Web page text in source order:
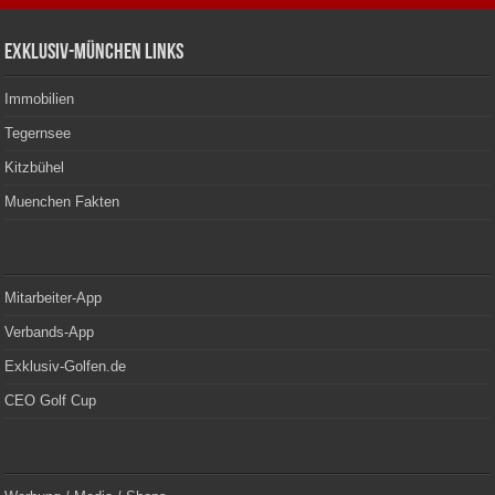
Exklusiv-München Links
Immobilien
Tegernsee
Kitzbühel
Muenchen Fakten
Mitarbeiter-App
Verbands-App
Exklusiv-Golfen.de
CEO Golf Cup